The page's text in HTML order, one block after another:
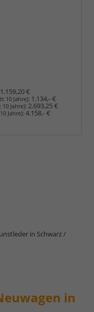
1.159,20 €
10 Jahre): 1.134,- €
Jahre):2.693,25 €
Jahre):4.158,- €
in Schwarz /
in